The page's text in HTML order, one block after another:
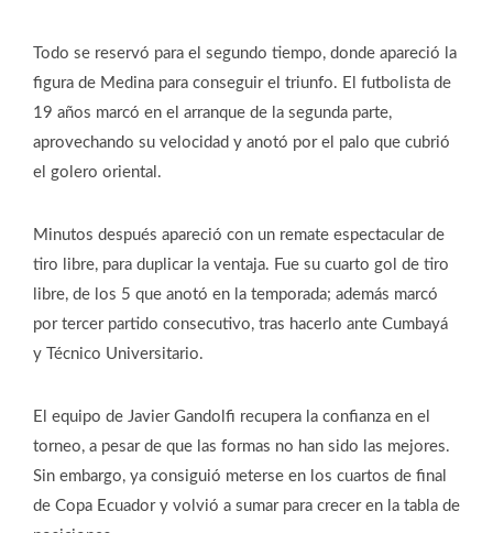
Todo se reservó para el segundo tiempo, donde apareció la
figura de Medina para conseguir el triunfo. El futbolista de
19 años marcó en el arranque de la segunda parte,
aprovechando su velocidad y anotó por el palo que cubrió
el golero oriental.
Minutos después apareció con un remate espectacular de
tiro libre, para duplicar la ventaja. Fue su cuarto gol de tiro
libre, de los 5 que anotó en la temporada; además marcó
por tercer partido consecutivo, tras hacerlo ante Cumbayá
y Técnico Universitario.
El equipo de Javier Gandolfi recupera la confianza en el
torneo, a pesar de que las formas no han sido las mejores.
Sin embargo, ya consiguió meterse en los cuartos de final
de Copa Ecuador y volvió a sumar para crecer en la tabla de